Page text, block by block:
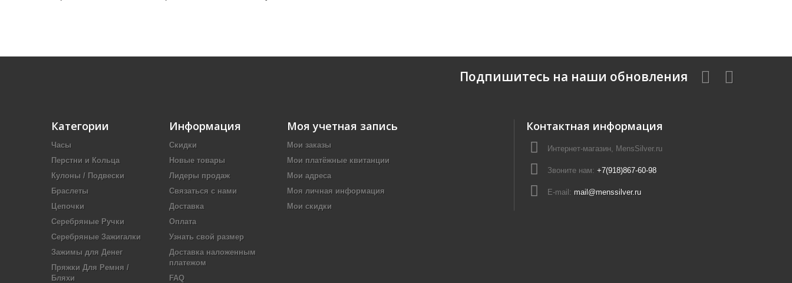
Подпишитесь на наши обновления
Категории
Часы
Перстни и Кольца
Кулоны / Подвески
Браслеты
Цепочки
Серебряные Ручки
Серебряные Зажигалки
Зажимы для Денег
Пряжки Для Ремня /
Бляхи
Информация
Скидки
Новые товары
Лидеры продаж
Связаться с нами
Доставка
Оплата
Узнать свой размер
Доставка наложенным
платежом
FAQ
Моя учетная запись
Мои заказы
Мои платёжные квитанции
Мои адреса
Моя личная информация
Мои скидки
Контактная информация
Интернет-магазин, MensSilver.ru
Звоните нам: +7(918)867-60-98
E-mail: mail@menssilver.ru